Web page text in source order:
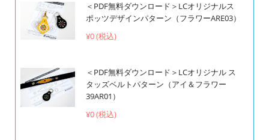
＜PDF無料ダウンロード＞LCオリジナルス
ポッツデザインパターン（フラワーARE03）
¥0 (税込)
＜PDF無料ダウンロード＞LCオリジナル ス
タッズベルトパターン（アイ＆フラワー
39AR01）
¥0 (税込)